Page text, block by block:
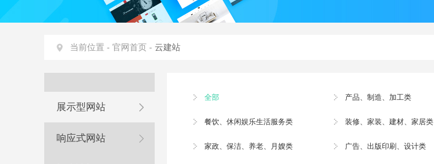
当前位置 - 官网首页 - 云建站
展示型网站
响应式网站
全部 产品、制造、加工类
餐饮、休闲娱乐生活服务类 装修、家装、建材、家居类
家政、 保洁、养老、月嫂类 广告、出版印刷、设计类